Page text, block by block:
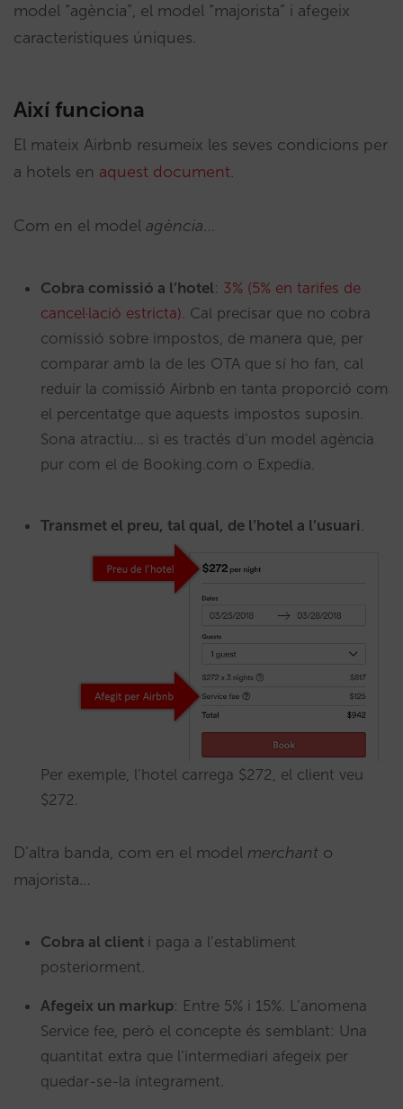
model “agència”, el model “majorista” i afegeix
característiques úniques.
Així funciona
El mateix Airbnb resumeix les seves condicions per
a hotels en aquest document.
Com en el model agència…
Cobra comissió a l’hotel: 3% (5% en tarifes de
cancel·lació estricta). Cal precisar que no cobra
comissió sobre impostos, de manera que, per
comparar amb la de les OTA que sí ho fan, cal
reduir la comissió Airbnb en tanta proporció com
el percentatge que aquests impostos suposin.
Sona atractiu… si es tractés d’un model agència
pur com el de Booking.com o Expedia.
Transmet el preu, tal qual, de l’hotel a l’usuari.
Per exemple, l’hotel carrega $272, el client veu
$272.
D’altra banda, com en el model merchant o
majorista…
Cobra al client i paga a l’establiment
posteriorment.
Afegeix un markup: Entre 5% i 15%. L’anomena
Service fee, però el concepte és semblant: Una
quantitat extra que l’intermediari afegeix per
quedar-se-la íntegrament.